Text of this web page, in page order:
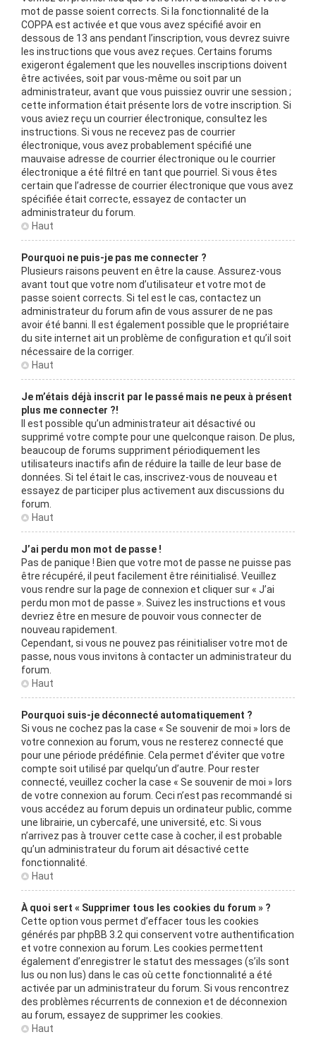
mot de passe soient corrects. Si la fonctionnalité de la
COPPA est activée et que vous avez spécifié avoir en
dessous de 13 ans pendant l’inscription, vous devrez suivre
les instructions que vous avez reçues. Certains forums
exigeront également que les nouvelles inscriptions doivent
être activées, soit par vous-même ou soit par un
administrateur, avant que vous puissiez ouvrir une session ;
cette information était présente lors de votre inscription. Si
vous aviez reçu un courrier électronique, consultez les
instructions. Si vous ne recevez pas de courrier
électronique, vous avez probablement spécifié une
mauvaise adresse de courrier électronique ou le courrier
électronique a été filtré en tant que pourriel. Si vous êtes
certain que l’adresse de courrier électronique que vous avez
spécifiée était correcte, essayez de contacter un
administrateur du forum.
Haut
Pourquoi ne puis-je pas me connecter ?
Plusieurs raisons peuvent en être la cause. Assurez-vous
avant tout que votre nom d’utilisateur et votre mot de
passe soient corrects. Si tel est le cas, contactez un
administrateur du forum afin de vous assurer de ne pas
avoir été banni. Il est également possible que le propriétaire
du site internet ait un problème de configuration et qu’il soit
nécessaire de la corriger.
Haut
Je m’étais déjà inscrit par le passé mais ne peux à présent
plus me connecter ?!
Il est possible qu’un administrateur ait désactivé ou
supprimé votre compte pour une quelconque raison. De plus,
beaucoup de forums suppriment périodiquement les
utilisateurs inactifs afin de réduire la taille de leur base de
données. Si tel était le cas, inscrivez-vous de nouveau et
essayez de participer plus activement aux discussions du
forum.
Haut
J’ai perdu mon mot de passe !
Pas de panique ! Bien que votre mot de passe ne puisse pas
être récupéré, il peut facilement être réinitialisé. Veuillez
vous rendre sur la page de connexion et cliquer sur « J’ai
perdu mon mot de passe ». Suivez les instructions et vous
devriez être en mesure de pouvoir vous connecter de
nouveau rapidement.
Cependant, si vous ne pouvez pas réinitialiser votre mot de
passe, nous vous invitons à contacter un administrateur du
forum.
Haut
Pourquoi suis-je déconnecté automatiquement ?
Si vous ne cochez pas la case « Se souvenir de moi » lors de
votre connexion au forum, vous ne resterez connecté que
pour une période prédéfinie. Cela permet d’éviter que votre
compte soit utilisé par quelqu’un d’autre. Pour rester
connecté, veuillez cocher la case « Se souvenir de moi » lors
de votre connexion au forum. Ceci n’est pas recommandé si
vous accédez au forum depuis un ordinateur public, comme
une librairie, un cybercafé, une université, etc. Si vous
n’arrivez pas à trouver cette case à cocher, il est probable
qu’un administrateur du forum ait désactivé cette
fonctionnalité.
Haut
À quoi sert « Supprimer tous les cookies du forum » ?
Cette option vous permet d’effacer tous les cookies
générés par phpBB 3.2 qui conservent votre authentification
et votre connexion au forum. Les cookies permettent
également d’enregistrer le statut des messages (s’ils sont
lus ou non lus) dans le cas où cette fonctionnalité a été
activée par un administrateur du forum. Si vous rencontrez
des problèmes récurrents de connexion et de déconnexion
au forum, essayez de supprimer les cookies.
Haut